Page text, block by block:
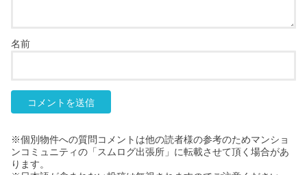
名前
※個別物件への質問コメントは他の読者様の参考のためマンショ
ンコミュニティの「スムログ出張所」に転載させて頂く場合があ
ります。